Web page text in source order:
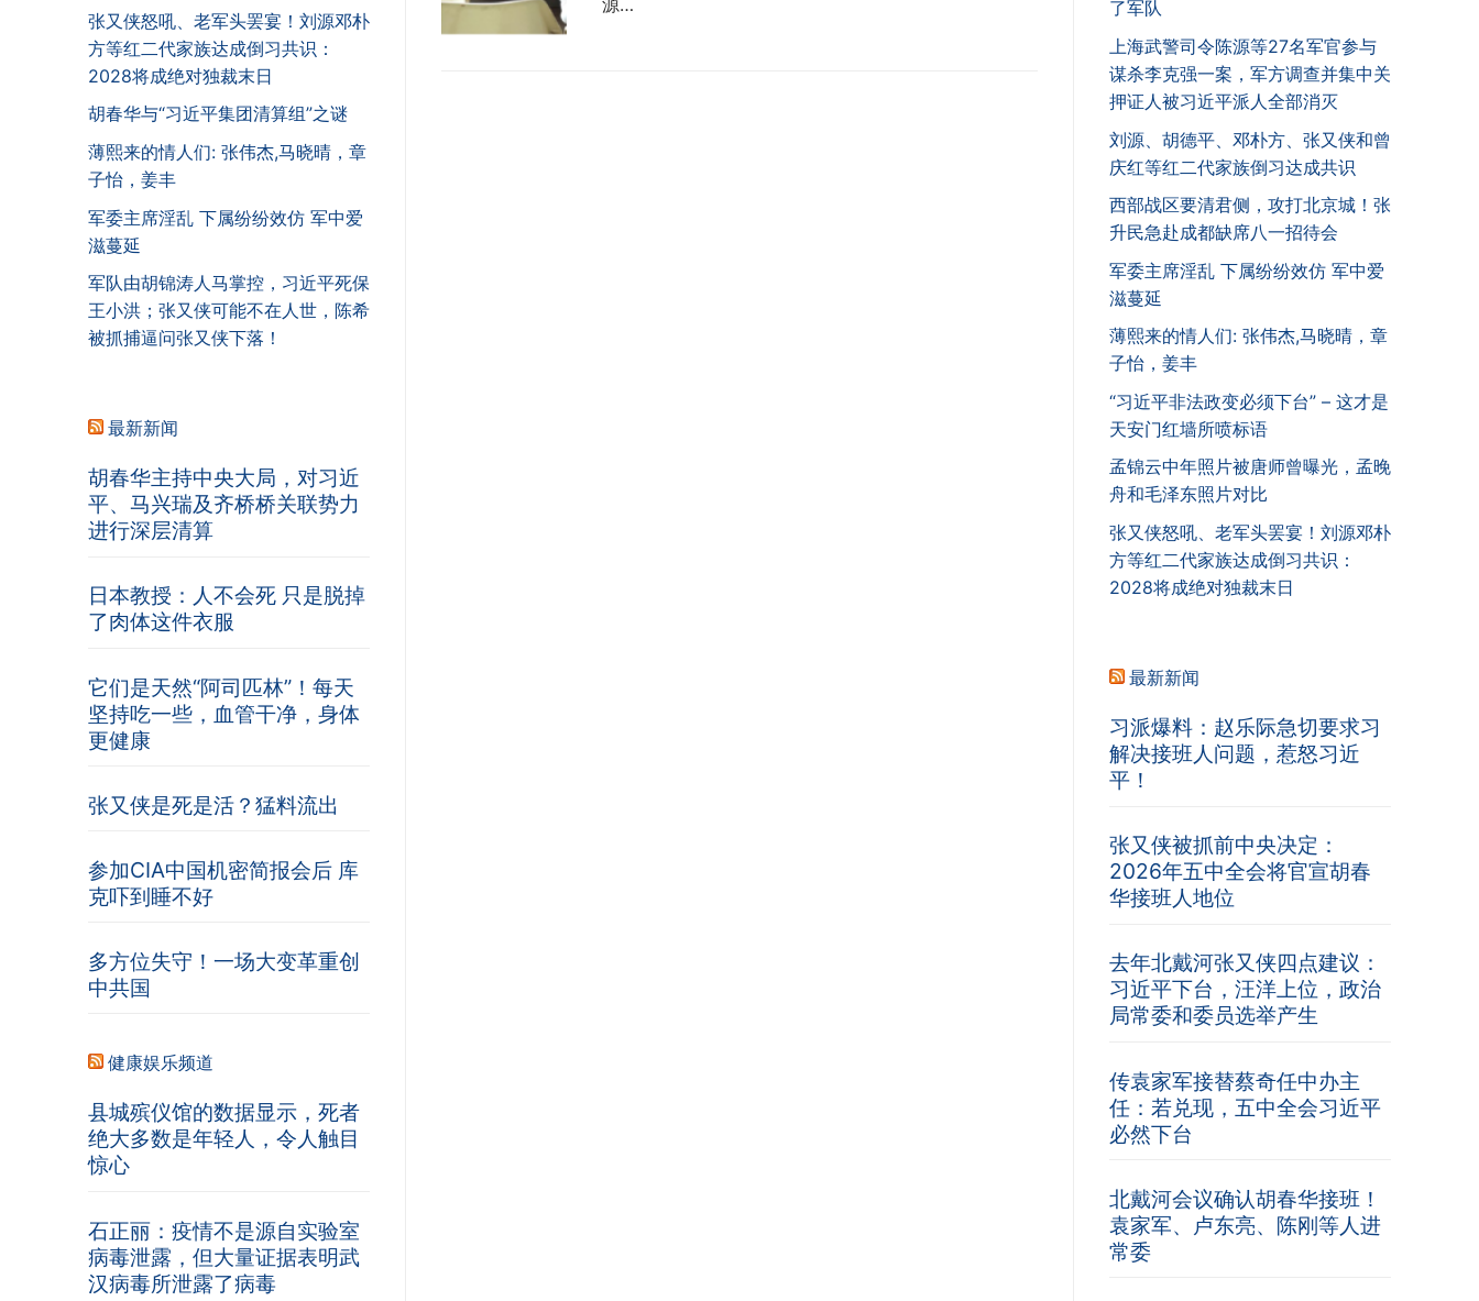
了军队
上海武警司令陈源等27名军官参与
谋杀李克强一案，军方调查并集中关
押证人被习近平派人全部消灭
刘源、胡德平、邓朴方、张又侠和曾
庆红等红二代家族倒习达成共识
西部战区要清君侧，攻打北京城！张
升民急赴成都缺席八一招待会
军委主席淫乱 下属纷纷效仿 军中爱
滋蔓延
薄熙来的情人们: 张伟杰,马晓晴，章
子怡，姜丰
“习近平非法政变必须下台” – 这才是
天安门红墙所喷标语
孟锦云中年照片被唐师曾曝光，孟晚
舟和毛泽东照片对比
张又侠怒吼、老军头罢宴！刘源邓朴
方等红二代家族达成倒习共识：
2028将成绝对独裁末日
最新新闻
习派爆料：赵乐际急切要求习
解决接班人问题，惹怒习近
平！
张又侠被抓前中央决定：
2026年五中全会将官宣胡春
华接班人地位
去年北戴河张又侠四点建议：
习近平下台，汪洋上位，政治
局常委和委员选举产生
传袁家军接替蔡奇任中办主
任：若兑现，五中全会习近平
必然下台
北戴河会议确认胡春华接班！
袁家军、卢东亮、陈刚等人进
常委
张又侠怒吼、老军头罢宴！刘源邓朴
方等红二代家族达成倒习共识：
2028将成绝对独裁末日
胡春华与“习近平集团清算组”之谜
薄熙来的情人们: 张伟杰,马晓晴，章
子怡，姜丰
军委主席淫乱 下属纷纷效仿 军中爱
滋蔓延
军队由胡锦涛人马掌控，习近平死保
王小洪；张又侠可能不在人世，陈希
被抓捕逼问张又侠下落！
最新新闻
胡春华主持中央大局，对习近
平、马兴瑞及齐桥桥关联势力
进行深层清算
日本教授：人不会死 只是脱掉
了肉体这件衣服
它们是天然“阿司匹林”！每天
坚持吃一些，血管干净，身体
更健康
张又侠是死是活？猛料流出
参加CIA中国机密简报会后 库
克吓到睡不好
多方位失守！一场大变革重创
中共国
健康娱乐频道
县城殡仪馆的数据显示，死者
绝大多数是年轻人，令人触目
惊心
石正丽：疫情不是源自实验室
病毒泄露，但大量证据表明武
汉病毒所泄露了病毒